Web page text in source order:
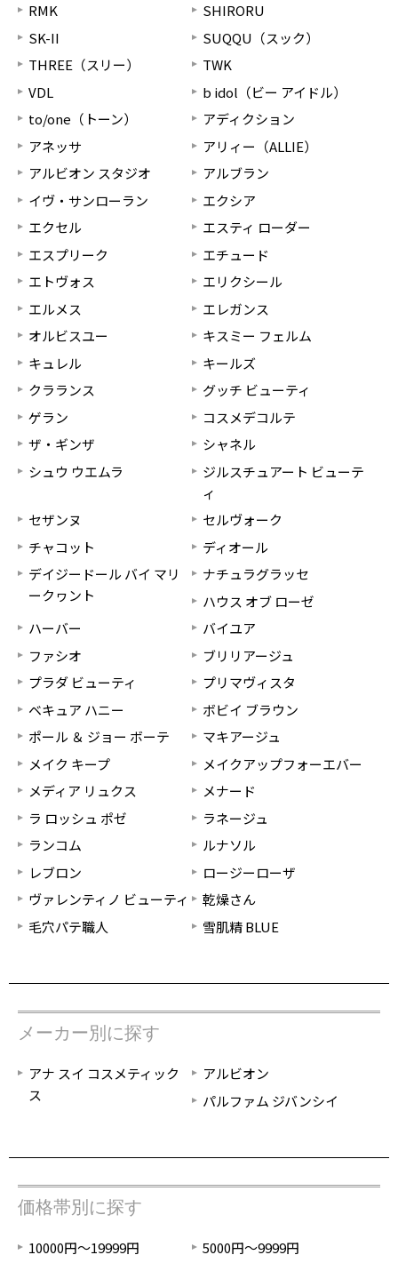
RMK
SHIRORU
SK-II
SUQQU（スック）
THREE（スリー）
TWK
VDL
b idol（ビー アイドル）
to/one（トーン）
アディクション
アネッサ
アリィー（ALLIE）
アルビオン スタジオ
アルブラン
イヴ・サンローラン
エクシア
エクセル
エスティ ローダー
エスプリーク
エチュード
エトヴォス
エリクシール
エルメス
エレガンス
オルビスユー
キスミー フェルム
キュレル
キールズ
クラランス
グッチ ビューティ
ゲラン
コスメデコルテ
ザ・ギンザ
シャネル
シュウ ウエムラ
ジルスチュアート ビューテ
ィ
セザンヌ
セルヴォーク
チャコット
ディオール
デイジードール バイ マリ
ークヮント
ナチュラグラッセ
ハウス オブ ローゼ
ハーバー
バイユア
ファシオ
ブリリアージュ
プラダ ビューティ
プリマヴィスタ
ベキュア ハニー
ボビイ ブラウン
ポール ＆ ジョー ボーテ
マキアージュ
メイク キープ
メイクアップフォーエバー
メディア リュクス
メナード
ラ ロッシュ ポゼ
ラネージュ
ランコム
ルナソル
レブロン
ロージーローザ
ヴァレンティノ ビューティ
乾燥さん
毛穴パテ職人
雪肌精 BLUE
メーカー別に探す
アナ スイ コスメティック
ス
アルビオン
パルファム ジバンシイ
価格帯別に探す
10000円～19999円 5000円～9999円